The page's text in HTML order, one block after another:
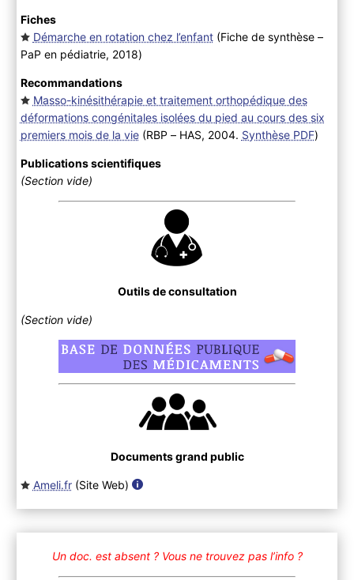
Fiches
Démarche en rotation chez l’enfant(Fiche de synthèse –
PaP en pédiatrie, 2018)
Recommandations
Masso-kinésithérapie et traitement orthopédique des
déformations congénitales isolées du pied au cours des six
premiers mois de la vie(RBP – HAS, 2004. Synthèse PDF)
Publications scientifiques
(Section vide)
Outils de consultation
(Section vide)
Documents grand public
Ameli.fr(Site Web)
Un doc. est absent ? Vous ne trouvez pas l’info ?